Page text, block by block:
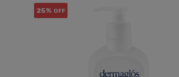
25% OFF